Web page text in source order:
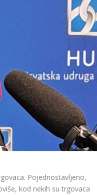
Pojednostavljeno,
kod nekih su trgovaca